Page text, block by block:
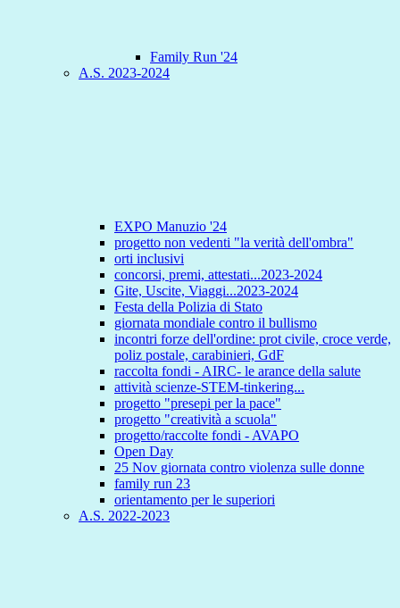
Family Run '24
A.S. 2023-2024
EXPO Manuzio '24
progetto non vedenti "la verità dell'ombra"
orti inclusivi
concorsi, premi, attestati...2023-2024
Gite, Uscite, Viaggi...2023-2024
Festa della Polizia di Stato
giornata mondiale contro il bullismo
incontri forze dell'ordine: prot civile, croce verde,
poliz postale, carabinieri, GdF
raccolta fondi - AIRC- le arance della salute
attività scienze-STEM-tinkering...
progetto "presepi per la pace"
progetto "creatività a scuola"
progetto/raccolte fondi - AVAPO
Open Day
25 Nov giornata contro violenza sulle donne
family run 23
orientamento per le superiori
A.S. 2022-2023